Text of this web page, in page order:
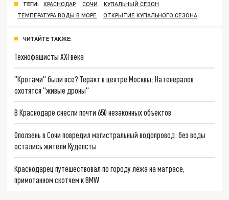
ТЕГИ: КРАСНОДАР СОЧИ
КУПАЛЬНЫЙ СЕЗОН
ТЕМПЕРАТУРА ВОДЫ В МОРЕ
ОТКРЫТИЕ КУПАЛЬНОГО СЕЗОНА
ЧИТАЙТЕ ТАКЖЕ:
Технофашисты XXI века
"Кротами" были все? Теракт в центре Москвы: На генералов
охотятся "живые дроны"
В Краснодаре снесли почти 650 незаконных объектов
Оползень в Сочи повредил магистральный водопровод: без воды
остались жители Кудепсты
Краснодарец путешествовал по городу лёжа на матрасе,
примотанном скотчем к BMW